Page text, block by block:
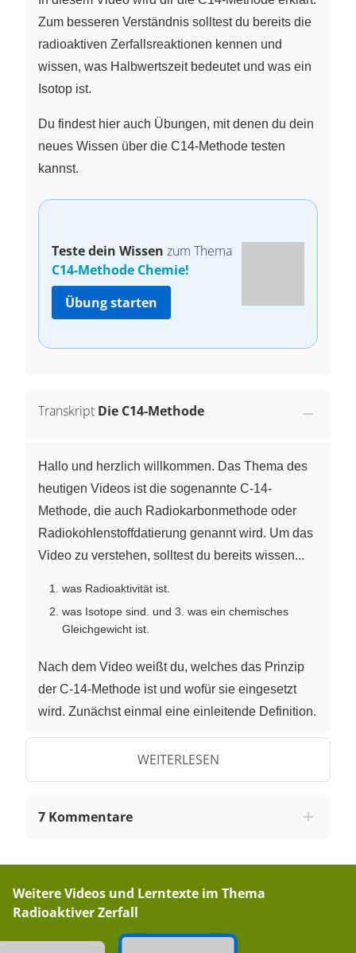
Zum besseren Verständnis solltest du bereits die
radioaktiven Zerfallsreaktionen kennen und
wissen, was Halbwertszeit bedeutet und was ein
Isotop ist.
Du findest hier auch Übungen, mit denen du dein
neues Wissen über die C14-Methode testen
kannst.
Teste dein Wissen zum Thema
C14-Methode Chemie!
Übung starten
Transkript Die C14-Methode
Hallo und herzlich willkommen. Das Thema des
heutigen Videos ist die sogenannte C-14-
Methode, die auch Radiokarbonmethode oder
Radiokohlenstoffdatierung genannt wird. Um das
Video zu verstehen, solltest du bereits wissen...
was Radioaktivität ist.
was Isotope sind. und 3. was ein chemisches
Gleichgewicht ist.
Nach dem Video weißt du, welches das Prinzip
der C-14-Methode ist und wofür sie eingesetzt
wird. Zunächst einmal eine einleitende Definition.
Altersbestimmung organischer Materialien. Sie
basiert auf dem radioaktiven Zerfall des C14-
dieser Methode sind etwa:
Qumran (das ist irgendwo am Toten Meer) und
(die bekannteste vielleicht)
die Altersbestimmung des Gletschermannes Ötzi.
WEITERLESEN
7 Kommentare
Weitere Videos und Lerntexte im Thema
Radioaktiver Zerfall